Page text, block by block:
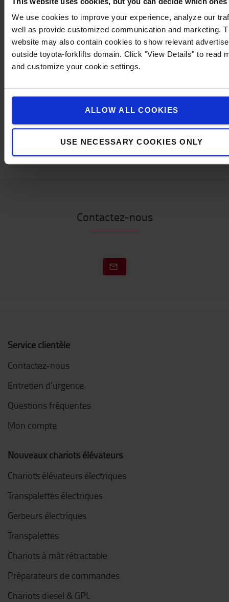
We use cookies to improve your experience, analyze our
well as provide customized communication and marketing.
website may also contain cookies to show relevant
outside toyota-forklifts domain. Click "View Details" to read
and customize your cookie settings.
ALLOW ALL COOKIES
USE NECESSARY COOKIES ONLY
1,5 pouces (taille C) : Pour l'équipement jusqu'à
1,8 kg
Pour fixer en toute sécurité des accessoires des
chariots industriels non suspendus, où des forces
centrifuges très élevées peuvent se produire, il est
plus que celle qui est indiquée pour le poids seul.
Spécifications techniques
Méthode de montage : Griffe
Contactez-nous
Service clientèle
Contactez-nous
Entretien d'urgence
Questions fréquentes
Mon compte
Nouveaux chariots élévateurs
Chariots élévateurs électriques
Transpalettes électriques
Gerbeurs électriques
Transpalettes
Chariots à mât rétractable
Préparateurs de commandes
Chariots diesel & GPL